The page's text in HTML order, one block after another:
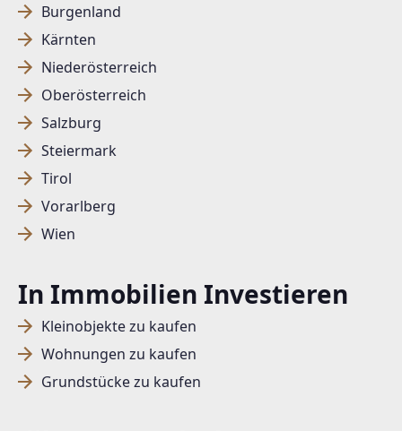
Burgenland
Kärnten
Niederösterreich
Oberösterreich
Salzburg
Steiermark
Tirol
Vorarlberg
Wien
In Immobilien Investieren
Kleinobjekte zu kaufen
Wohnungen zu kaufen
Grundstücke zu kaufen